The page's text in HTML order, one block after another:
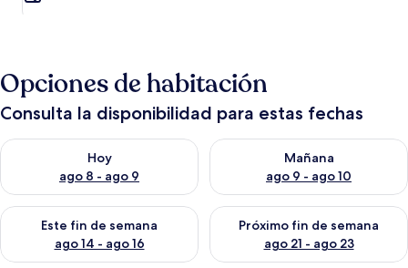
Opciones de habitación
Consulta la disponibilidad para estas fechas
Hoy
ago 8 - ago 9
Consulta la disponibilidad para hoy ago 8 - ago 9
Mañana
ago 9 - ago 10
Consulta la disponibilidad
Este fin de semana
ago 14 - ago 16
Consulta la disponibilidad para este fin de semana ago 14 -
Próximo fin de semana
ago 21 - ago 23
Consulta la disponibilidad